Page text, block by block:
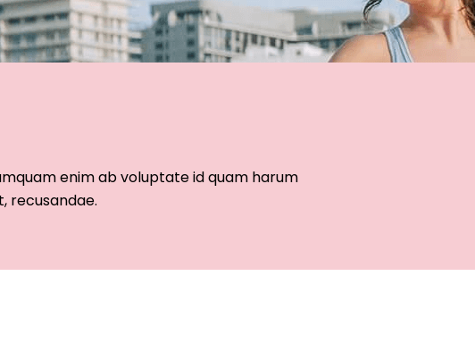
enim ab voluptate id quam harum
recusandae.